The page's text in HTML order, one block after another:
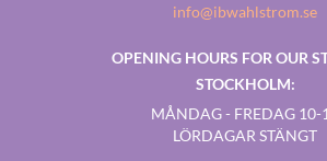
info@ibwahlstrom.se
OPENING HOURS FOR OUR
STOCKHOLM:
MÅNDAG - FREDAG 10-
LÖRDAGAR STÄNGT